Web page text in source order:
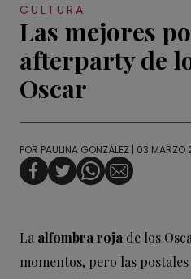
CULTURA
Las mejores
afterparty de
Oscar
POR PAULINA GONZÁLEZ | 03 MARZO
La alfombra roja de los
momentos, pero las